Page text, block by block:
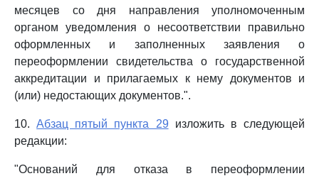
месяцев со дня направления уполномоченным
органом уведомления о несоответствии правильно
оформленных и заполненных заявления о
переоформлении свидетельства о государственной
аккредитации и прилагаемых к нему документов и
(или) недостающих документов.".
10.Абзац пятый пункта 29 изложить в следующей
редакции:
"Оснований для отказа в переоформлении